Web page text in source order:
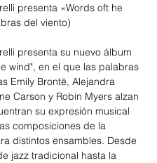
presenta «Words oft he
del viento)
presenta su nuevo álbum
wind", en el que las palabras
Emily Brontë, Alejandra
Carson y Robin Myers alzan
su expresión musical
composiciones de la
distintos ensambles. Desde
jazz tradicional hasta la